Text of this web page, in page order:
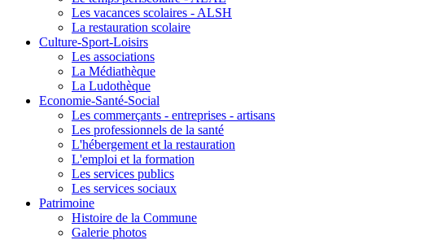
Les vacances scolaires - ALSH
La restauration scolaire
Culture-Sport-Loisirs
Les associations
La Médiathèque
La Ludothèque
Economie-Santé-Social
Les commerçants - entreprises - artisans
Les professionnels de la santé
L'hébergement et la restauration
L'emploi et la formation
Les services publics
Les services sociaux
Patrimoine
Histoire de la Commune
Galerie photos